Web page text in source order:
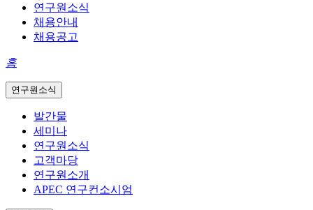
연구원소식
채용안내
채용공고
홈
연구원소식
발간물
세미나
연구원소식
고객마당
연구원소개
APEC 연구컨소시엄